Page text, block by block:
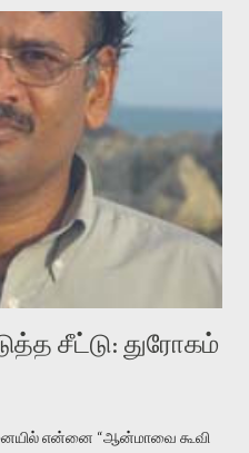
மீட்டெடுப்பதன் நோக்கம்
அரூப இயக்கத்தை பொதுவயமாக
கருவறையின்
இயக்கி சாத்தி
அறிதல் அபச்சாரமில்லை.
எனும் சமகால
மனுஷ்யபுத்திரனின்
சொருகப் போகிறோம்.
மொழியில் ஒன்று ம...
சீட்டு: துரோகம்
என்னை “ஆன்மாவை கூவி